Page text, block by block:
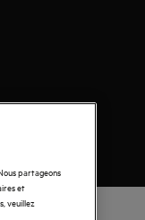
partageons
et
veuillez